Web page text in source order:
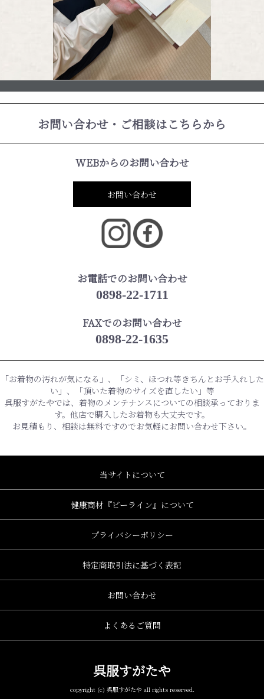
お問い合わせ・ご相談はこちらから
WEBからのお問い合わせ
お問い合わせ
お電話でのお問い合わせ
0898-22-1711
FAXでのお問い合わせ
0898-22-1635
「お着物の汚れが気になる」、「シミ、ほつれ等きちんとお手入れした
い」、「頂いた着物のサイズを直したい」等
呉服すがたやでは、着物のメンテナンスについての相談承っておりま
す。他店で購入したお着物も大丈夫です。
お見積もり、相談は無料ですのでお気軽にお問い合わせ下さい。
当サイトについて
健康商材『ビーライン』について
プライバシーポリシー
特定商取引法に基づく表記
お問い合わせ
よくあるご質問
呉服すがたや
copyright (c) 呉服すがたや all rights reserved.